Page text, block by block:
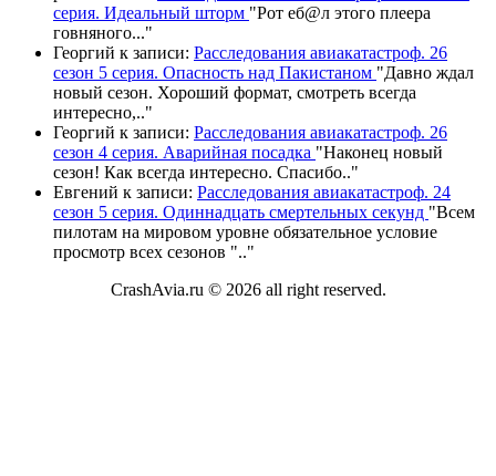
серия. Идеальный шторм "Рот еб@л этого плеера
говняного..."
Георгий к записи: Расследования авиакатастроф. 26
сезон 5 серия. Опасность над Пакистаном "Давно ждал
новый сезон. Хороший формат, смотреть всегда
интересно,.."
Георгий к записи: Расследования авиакатастроф. 26
сезон 4 серия. Аварийная посадка "Наконец новый
сезон! Как всегда интересно. Спасибо.."
Евгений к записи: Расследования авиакатастроф. 24
сезон 5 серия. Одиннадцать смертельных секунд "Всем
пилотам на мировом уровне обязательное условие
просмотр всех сезонов ".."
CrashAvia.ru © 2026 all right reserved.